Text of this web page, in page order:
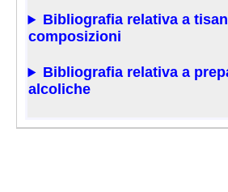
Bibliografia relativa a
composizioni
Bibliografia relativa a
alcoliche